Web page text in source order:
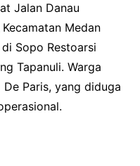
Jalan Danau
Medan
Sopo Restoarsi
Tapanuli. Warga
Paris, yang diduga